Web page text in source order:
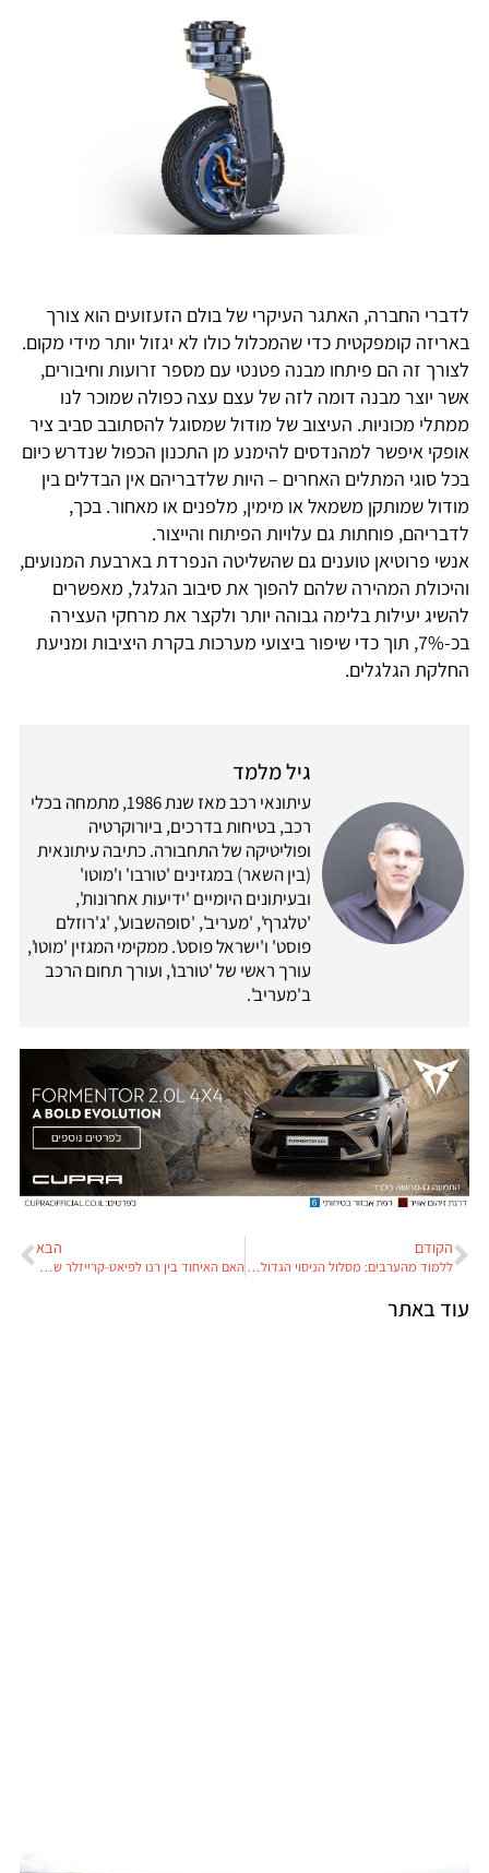
לדברי החברה, האתגר העיקרי של בולם הזעזועים הוא צורך
באריזה קומפקטית כדי שהמכלול כולו לא יגזול יותר מידי מקום.
לצורך זה הם פיתחו מבנה פטנטי עם מספר זרועות וחיבורים,
אשר יוצר מבנה דומה לזה של עצם עצה כפולה שמוכר לנו
ממתלי מכוניות. העיצוב של מודול שמסוגל להסתובב סביב ציר
אופקי איפשר למהנדסים להימנע מן התכנון הכפול שנדרש כיום
בכל סוגי המתלים האחרים – היות שלדבריהם אין הבדלים בין
מודול שמותקן משמאל או מימין, מלפנים או מאחור. בכך,
לדבריהם, פוחתות גם עלויות הפיתוח והייצור.
אנשי פרוטיאן טוענים גם שהשליטה הנפרדת בארבעת המנועים,
והיכולת המהירה שלהם להפוך את סיבוב הגלגל, מאפשרים
להשיג יעילות בלימה גבוהה יותר ולקצר את מרחקי העצירה
בכ-7%, תוך כדי שיפור ביצועי מערכות בקרת היציבות ומניעת
החלקת הגלגלים.
גיל מלמד
עיתונאי רכב מאז שנת 1986, מתמחה בכלי
רכב, בטיחות בדרכים, ביורוקרטיה
ופוליטיקה של התחבורה. כתיבה עיתונאית
(בין השאר) במגזינים 'טורבו' ו'מוטו'
ובעיתונים היומיים 'ידיעות אחרונות',
'טלגרף', 'מעריב', 'סופהשבוע', 'ג'רוזלם
פוסט' ו'ישראל פוסט'. ממקימי המגזין 'מוטו',
עורך ראשי של 'טורבו', ועורך תחום הרכב
ב'מעריב'.
הקודם
ללמוד מהערבים: מסלול הניסוי הגדול להיפרלופ יוקם בסעודיה
הבא
האם האיחוד בין רנו לפיאט-קרייזלר שב אל השולחן?
עוד באתר